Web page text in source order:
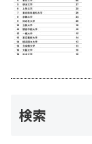
検索